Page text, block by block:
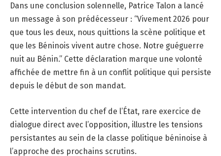
Dans une conclusion solennelle, Patrice Talon a lancé
un message à son prédécesseur : “Vivement 2026 pour
que tous les deux, nous quittions la scène politique et
que les Béninois vivent autre chose. Notre guéguerre
nuit au Bénin.” Cette déclaration marque une volonté
affichée de mettre fin à un conflit politique qui persiste
depuis le début de son mandat.
Cette intervention du chef de l’État, rare exercice de
dialogue direct avec l’opposition, illustre les tensions
persistantes au sein de la classe politique béninoise à
l’approche des prochains scrutins.